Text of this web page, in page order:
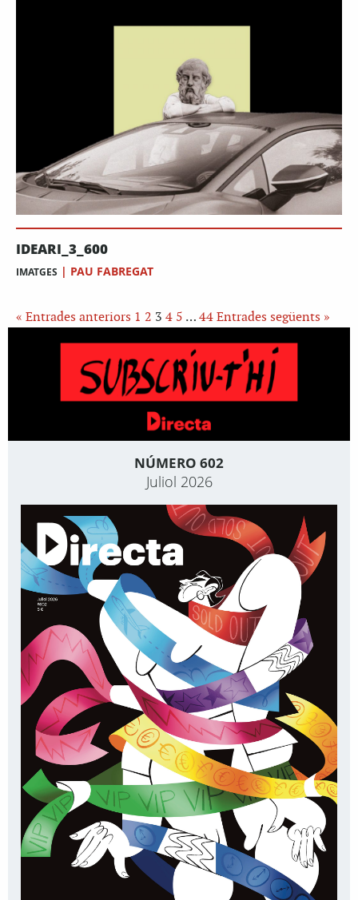
IDEARI_3_600
IMATGES | PAU FABREGAT
« Entrades anteriors 1 2 3 4 5 … 44 Entrades següents »
NÚMERO 602
Juliol 2026